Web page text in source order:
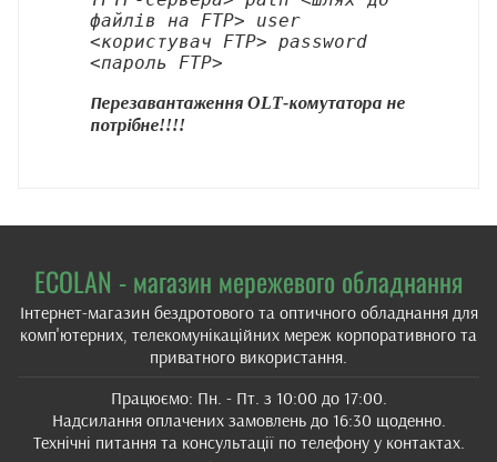
файлів на FTP> user
<користувач FTP> password
<пароль FTP>
Перезавантаження OLT‑комутатора не
потрібне!!!!
ECOLAN - магазин мережевого обладнання
Інтернет-магазин бездротового та оптичного обладнання для
комп'ютерних, телекомунікаційних мереж корпоративного та
приватного використання.
Працюємо: Пн. - Пт. з 10:00 до 17:00.
Надсилання оплачених замовлень до 16:30 щоденно.
Технічні питання та консультації по телефону у контактах.